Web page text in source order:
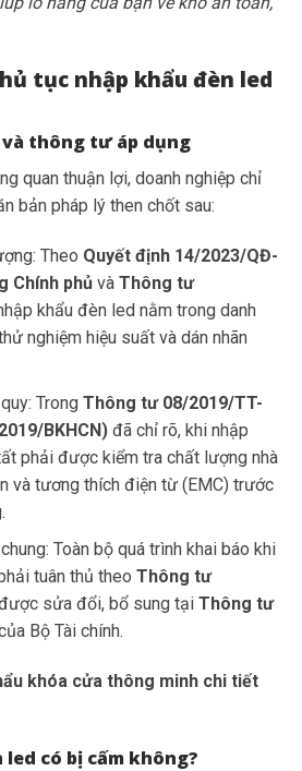
tục nhập khẩu đèn led
và thông tư áp dụng
quan thuận lợi, doanh nghiệp chỉ
bản pháp lý then chốt sau:
Theo Quyết định 14/2023/QĐ-
Chính phủvà Thông tư
khẩu đèn led nằm trong danh
nghiệm hiệu suất và dán nhãn
Trong Thông tư 08/2019/TT-
BKHCN)đã chỉ rõ, khi nhập
phải được kiểm tra chất lượng nhà
và tương thích điện từ (EMC) trước
Toàn bộ quá trình khai báo khi
tuân thủ theo Thông tư
sửa đổi, bổ sung tại Thông tư
Bộ Tài chính.
khóa cửa thông minh chi tiết
led có bị cấm không?